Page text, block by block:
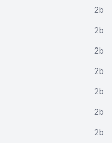
2b
2b
2b
2b
2b
2b
2b